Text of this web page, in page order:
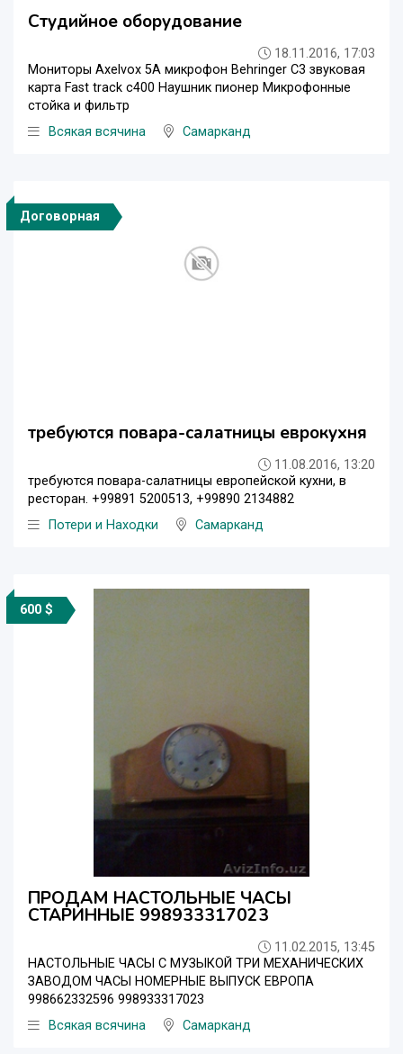
Студийное оборудование
18.11.2016, 17:03
Мониторы Axelvox 5A микрофон Behringer C3 звуковая
карта Fast track c400 Наушник пионер Микрофонные
стойка и фильтр
Всякая всячина
Самарканд
Договорная
требуются повара-салатницы еврокухня
11.08.2016, 13:20
требуются повара-салатницы европейской кухни, в
ресторан. +99891 5200513, +99890 2134882
Потери и Находки
Самарканд
600 $
ПРОДАМ НАСТОЛЬНЫЕ ЧАСЫ
СТАРИННЫЕ 998933317023
11.02.2015, 13:45
НАСТОЛЬНЫЕ ЧАСЫ С МУЗЫКОЙ ТРИ МЕХАНИЧЕСКИХ
ЗАВОДОМ ЧАСЫ НОМЕРНЫЕ ВЫПУСК ЕВРОПА
998662332596 998933317023
Всякая всячина
Самарканд